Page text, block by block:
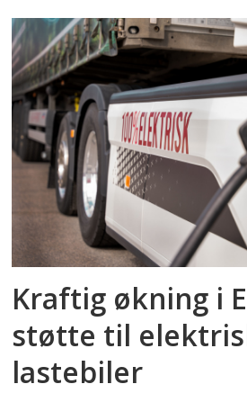
Kraftig økning i
støtte til
lastebiler